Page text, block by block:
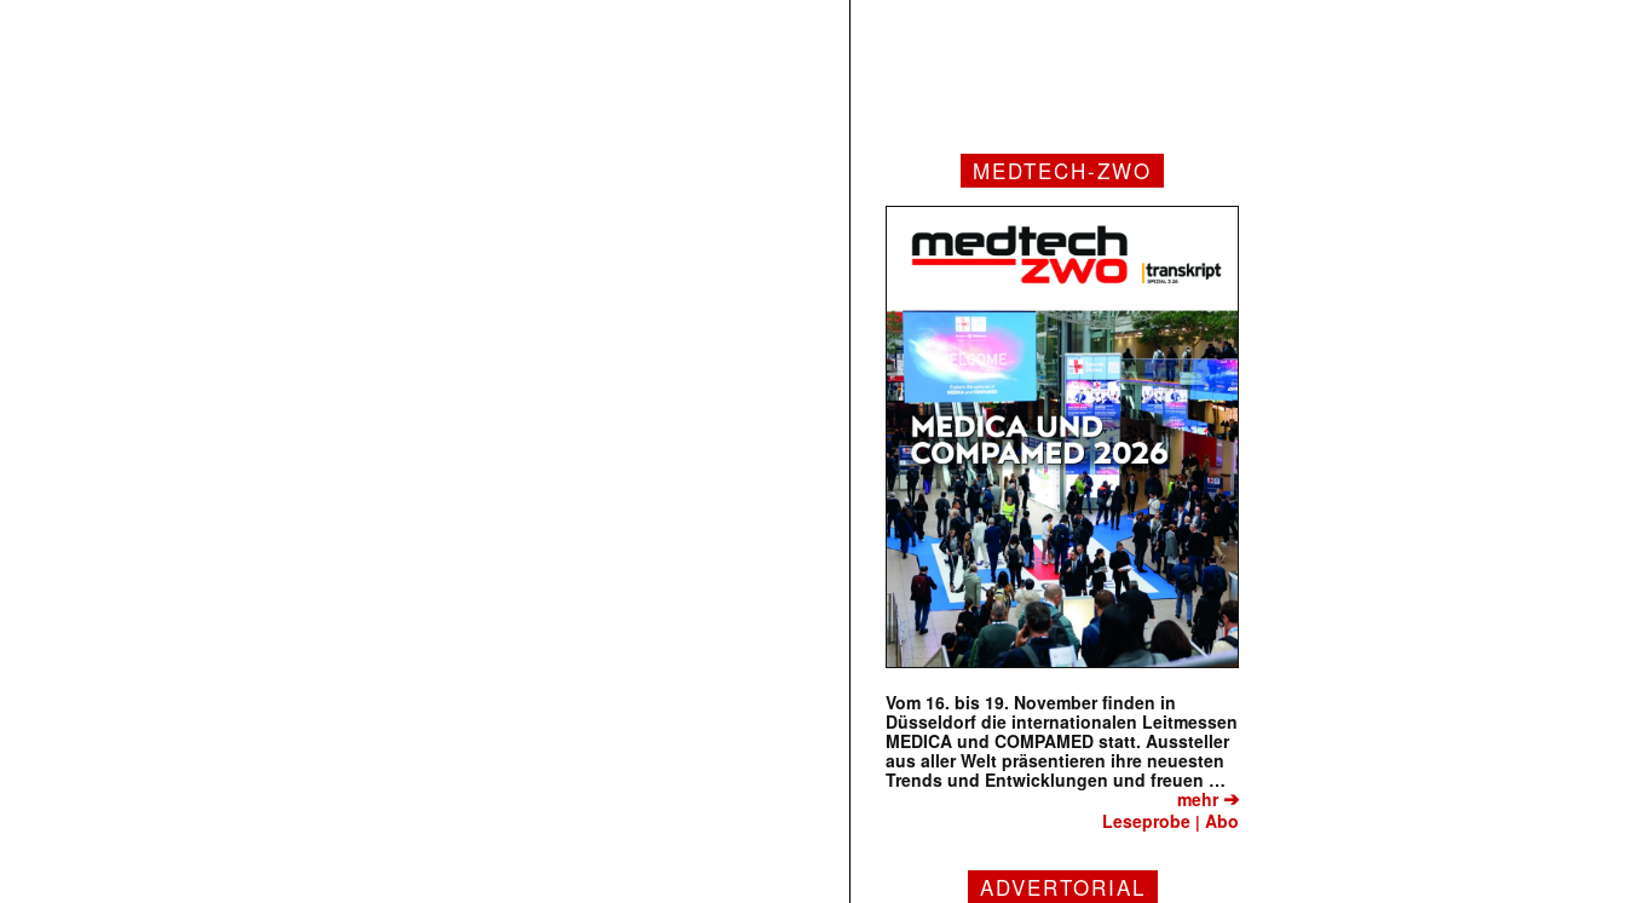
MEDTECH-ZWO
Vom 16. bis 19. November finden in
Düsseldorf die internationalen Leitmessen
MEDICA und COMPAMED statt. Aussteller
aus aller Welt präsentieren ihre neuesten
Trends und Entwicklungen und freuen …
mehr➔
Leseprobe |Abo
ADVERTORIAL